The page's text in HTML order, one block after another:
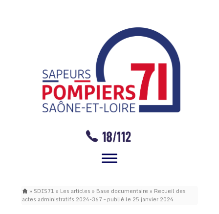
» SDIS71 » Les articles » Base documentaire » Recueil des
actes administratifs 2024-367 – publié le 25 janvier 2024